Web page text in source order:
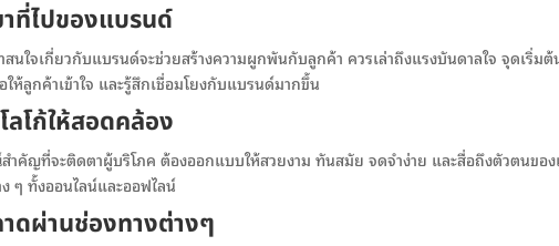
ที่ไปของแบรนด์
าสนใจเกี่ยวกับแบรนด์จะช่วยสร้างความผูกพันกับลูกค้า ควรเล่าถึงแรงบันดาลใจ จุดเ
ห้ลูกค้าเข้าใจ และรู้สึกเชื่อมโยงกับแบรนด์มากขึ้น
โก้ให้สอดคล้อง
คัญที่จะติดตาผู้บริโภค ต้องออกแบบให้สวยงาม ทันสมัย จดจำง่าย และสื่อถึงตัวตนขอ
ง ๆ ทั้งออนไลน์และออฟไลน์
ดผ่านช่องทางต่างๆ